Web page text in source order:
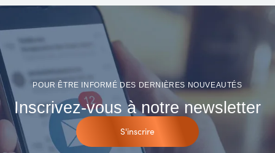
POUR ÊTRE INFORMÉ DES DERNIÈRES NOUVEAUTÉS
Inscrivez-vous à notre newsletter
S'inscrire